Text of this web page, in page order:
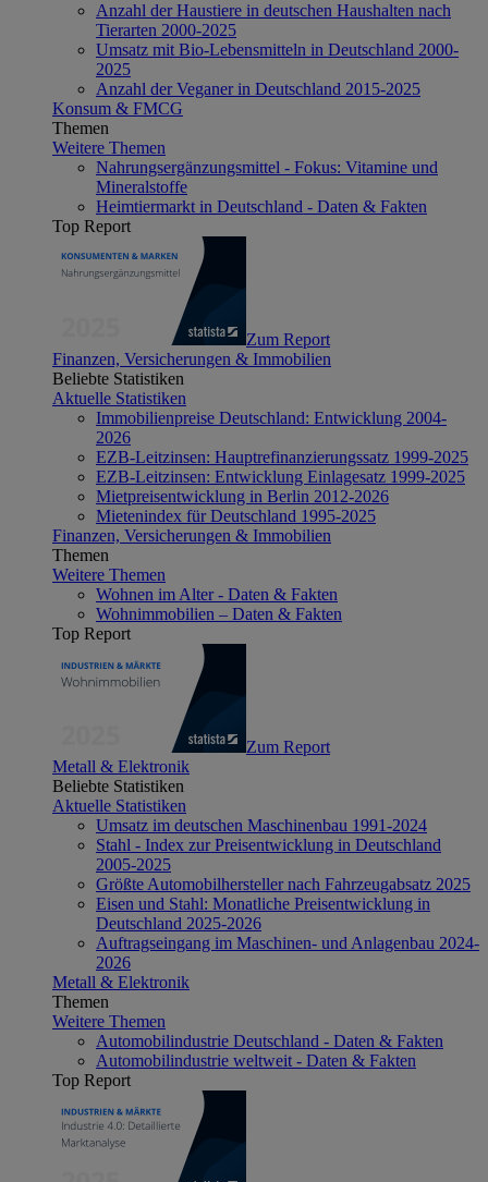
Anzahl der Haustiere in deutschen Haushalten nach
Tierarten 2000-2025
Umsatz mit Bio-Lebensmitteln in Deutschland 2000-
2025
Anzahl der Veganer in Deutschland 2015-2025
Konsum & FMCG
Themen
Weitere Themen
Nahrungsergänzungsmittel - Fokus: Vitamine und
Mineralstoffe
Heimtiermarkt in Deutschland - Daten & Fakten
Top Report
Zum Report
Finanzen, Versicherungen & Immobilien
Beliebte Statistiken
Aktuelle Statistiken
Immobilienpreise Deutschland: Entwicklung 2004-
2026
EZB-Leitzinsen: Hauptrefinanzierungssatz 1999-2025
EZB-Leitzinsen: Entwicklung Einlagesatz 1999-2025
Mietpreisentwicklung in Berlin 2012-2026
Mietenindex für Deutschland 1995-2025
Finanzen, Versicherungen & Immobilien
Themen
Weitere Themen
Wohnen im Alter - Daten & Fakten
Wohnimmobilien – Daten & Fakten
Top Report
Zum Report
Metall & Elektronik
Beliebte Statistiken
Aktuelle Statistiken
Umsatz im deutschen Maschinenbau 1991-2024
Stahl - Index zur Preisentwicklung in Deutschland
2005-2025
Größte Automobilhersteller nach Fahrzeugabsatz 2025
Eisen und Stahl: Monatliche Preisentwicklung in
Deutschland 2025-2026
Auftragseingang im Maschinen- und Anlagenbau 2024-
2026
Metall & Elektronik
Themen
Weitere Themen
Automobilindustrie Deutschland - Daten & Fakten
Automobilindustrie weltweit - Daten & Fakten
Top Report